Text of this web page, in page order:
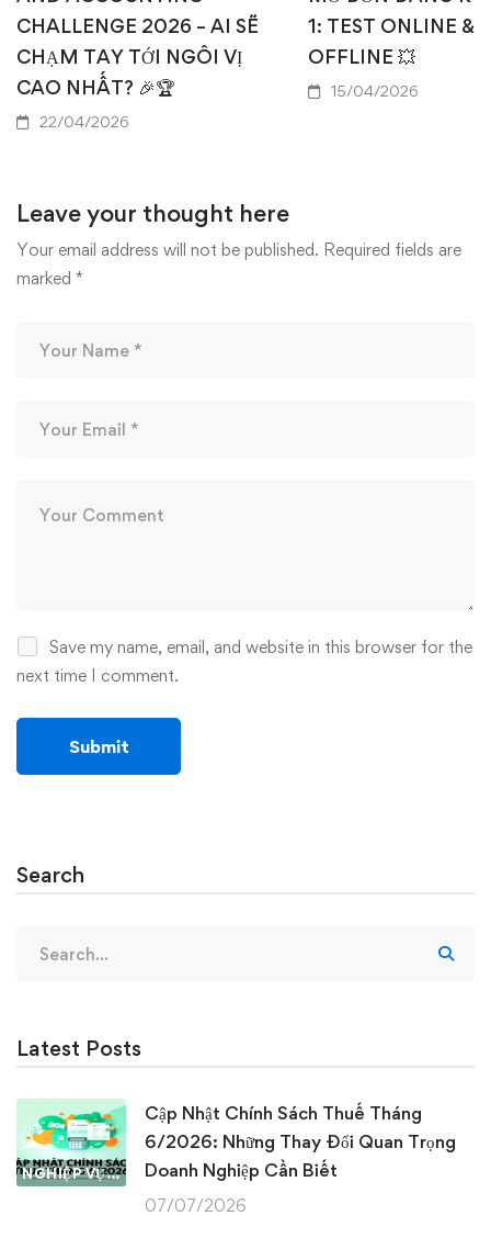
CHALLENGE 2026 – AI SẼ
CHẠM TAY TỚI NGÔI VỊ
CAO NHẤT? 🎉🏆
22/04/2026
1: TEST ONLINE &
OFFLINE 💥
15/04/2026
Leave your thought here
Your email address will not be published. Required fields are
marked *
Save my name, email, and website in this browser for the
next time I comment.
Search
for:
Latest Posts
NGHIỆP VỤ KẾ TOÁN & THUẾ
Cập Nhật Chính Sách Thuế Tháng
6/2026: Những Thay Đổi Quan Trọng
Doanh Nghiệp Cần Biết
07/07/2026